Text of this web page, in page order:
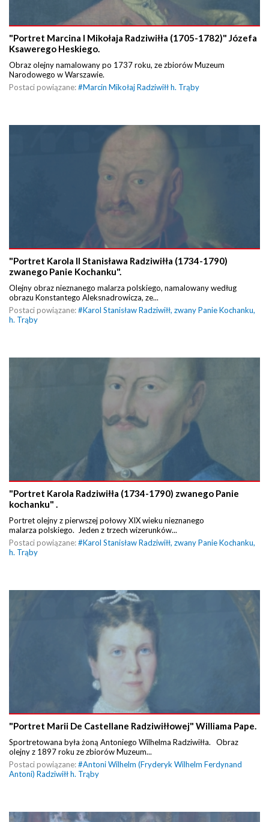
"Portret Marcina I Mikołaja Radziwiłła (1705-1782)" Józefa
Ksawerego Heskiego.
Obraz olejny namalowany po 1737 roku, ze zbiorów Muzeum
Narodowego w Warszawie.
Postaci powiązane:#Marcin Mikołaj Radziwiłł h. Trąby
"Portret Karola II Stanisława Radziwiłła (1734-1790)
zwanego Panie Kochanku".
Olejny obraz nieznanego malarza polskiego, namalowany według
obrazu Konstantego Aleksnadrowicza, ze...
Postaci powiązane:#Karol Stanisław Radziwiłł, zwany Panie Kochanku,
h. Trąby
"Portret Karola Radziwiłła (1734-1790) zwanego Panie
kochanku" .
Portret olejny z pierwszej połowy XIX wieku nieznanego
malarza polskiego. Jeden z trzech wizerunków...
Postaci powiązane:#Karol Stanisław Radziwiłł, zwany Panie Kochanku,
h. Trąby
"Portret Marii De Castellane Radziwiłłowej" Williama Pape.
Sportretowana była żoną Antoniego Wilhelma Radziwiłła. Obraz
olejny z 1897 roku ze zbiorów Muzeum...
Postaci powiązane:#Antoni Wilhelm (Fryderyk Wilhelm Ferdynand
Antoni) Radziwiłł h. Trąby